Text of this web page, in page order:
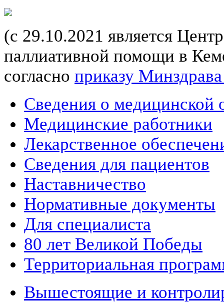
(с 29.10.2021 является
паллиативной помощи в
согласно приказу
Сведения о медицинской
Медицинские работники
Лекарственное
Сведения для пациентов
Наставничество
Нормативные документы
Для специалиста
80 лет Великой Победы
Территориальная
Вышестоящие и